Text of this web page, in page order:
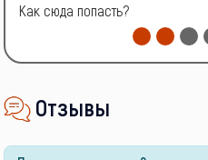
Как сюда попасть?
Отзывы